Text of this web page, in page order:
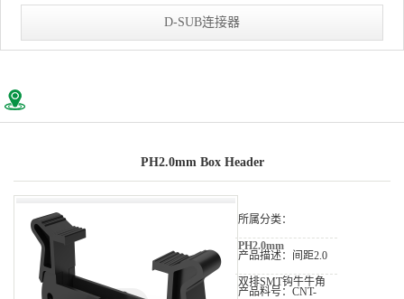
D-SUB连接器
PH2.0mm Box Header
所属分类：
PH2.0mm
产品描述： 间距2.0
双排SMT钩牛牛角
产品料号： CNT-